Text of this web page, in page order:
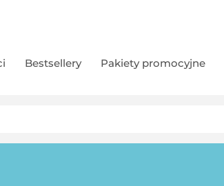
Bestsellery Pakiety promocyjne